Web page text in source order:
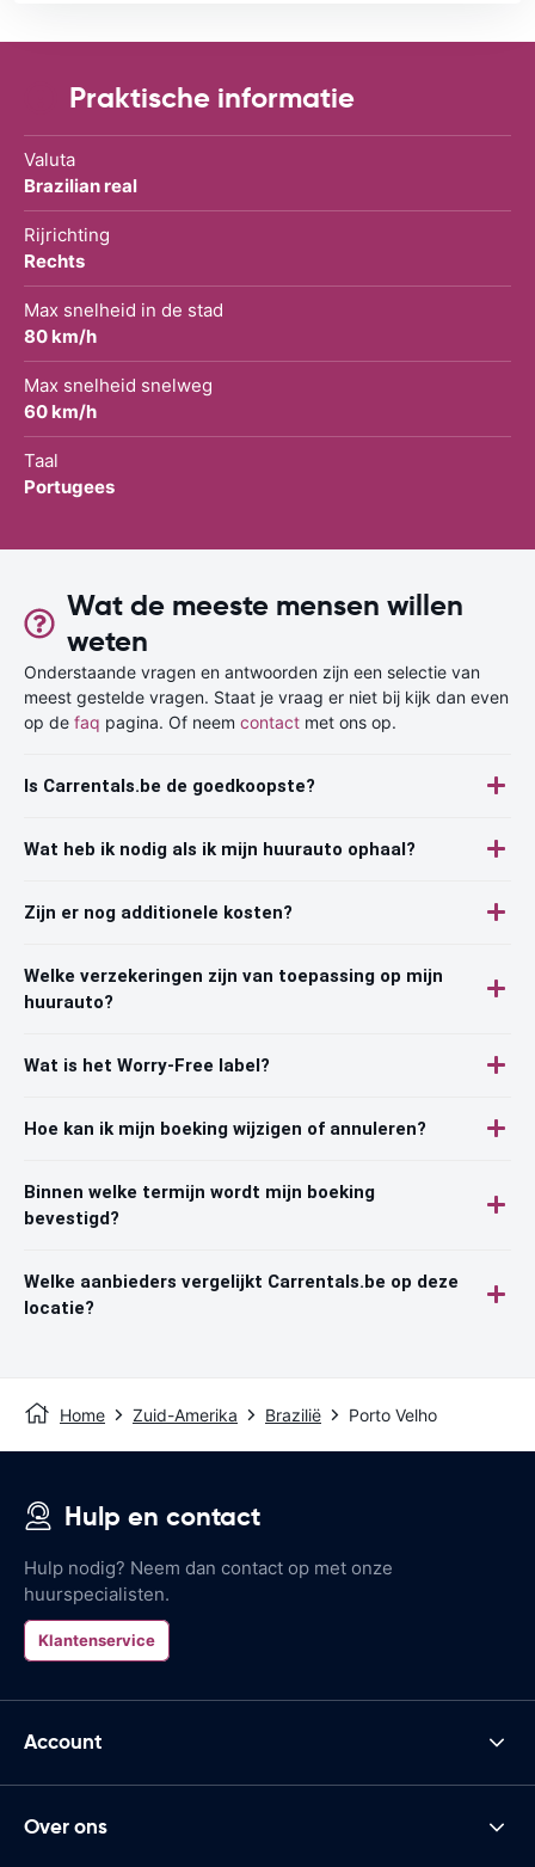
Praktische informatie
Valuta
Brazilian real
Rijrichting
Rechts
Max snelheid in de stad
80 km/h
Max snelheid snelweg
60 km/h
Taal
Portugees
Wat de meeste mensen willen
weten
Onderstaande vragen en antwoorden zijn een selectie van
meest gestelde vragen. Staat je vraag er niet bij kijk dan even
op de faq pagina. Of neem contact met ons op.
Is Carrentals.be de goedkoopste?
Wat heb ik nodig als ik mijn huurauto ophaal?
Zijn er nog additionele kosten?
Welke verzekeringen zijn van toepassing op mijn
huurauto?
Wat is het Worry-Free label?
Hoe kan ik mijn boeking wijzigen of annuleren?
Binnen welke termijn wordt mijn boeking
bevestigd?
Welke aanbieders vergelijkt Carrentals.be op deze
locatie?
Home Zuid-Amerika Brazilië Porto Velho
Hulp en contact
Hulp nodig? Neem dan contact op met onze
huurspecialisten.
Klantenservice
Account
Over ons